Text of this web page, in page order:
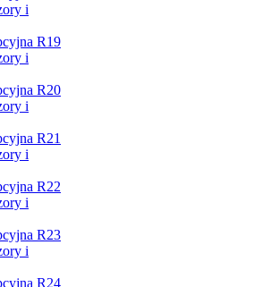
i
R19
i
R20
i
R21
i
R22
i
R23
i
R24